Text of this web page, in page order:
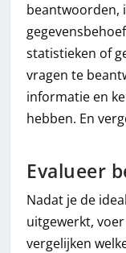
beantwoorden,
statistieken of
vragen te
informatie en
hebben. En
Evalueer
Nadat je de
uitgewerkt,
vergelijken